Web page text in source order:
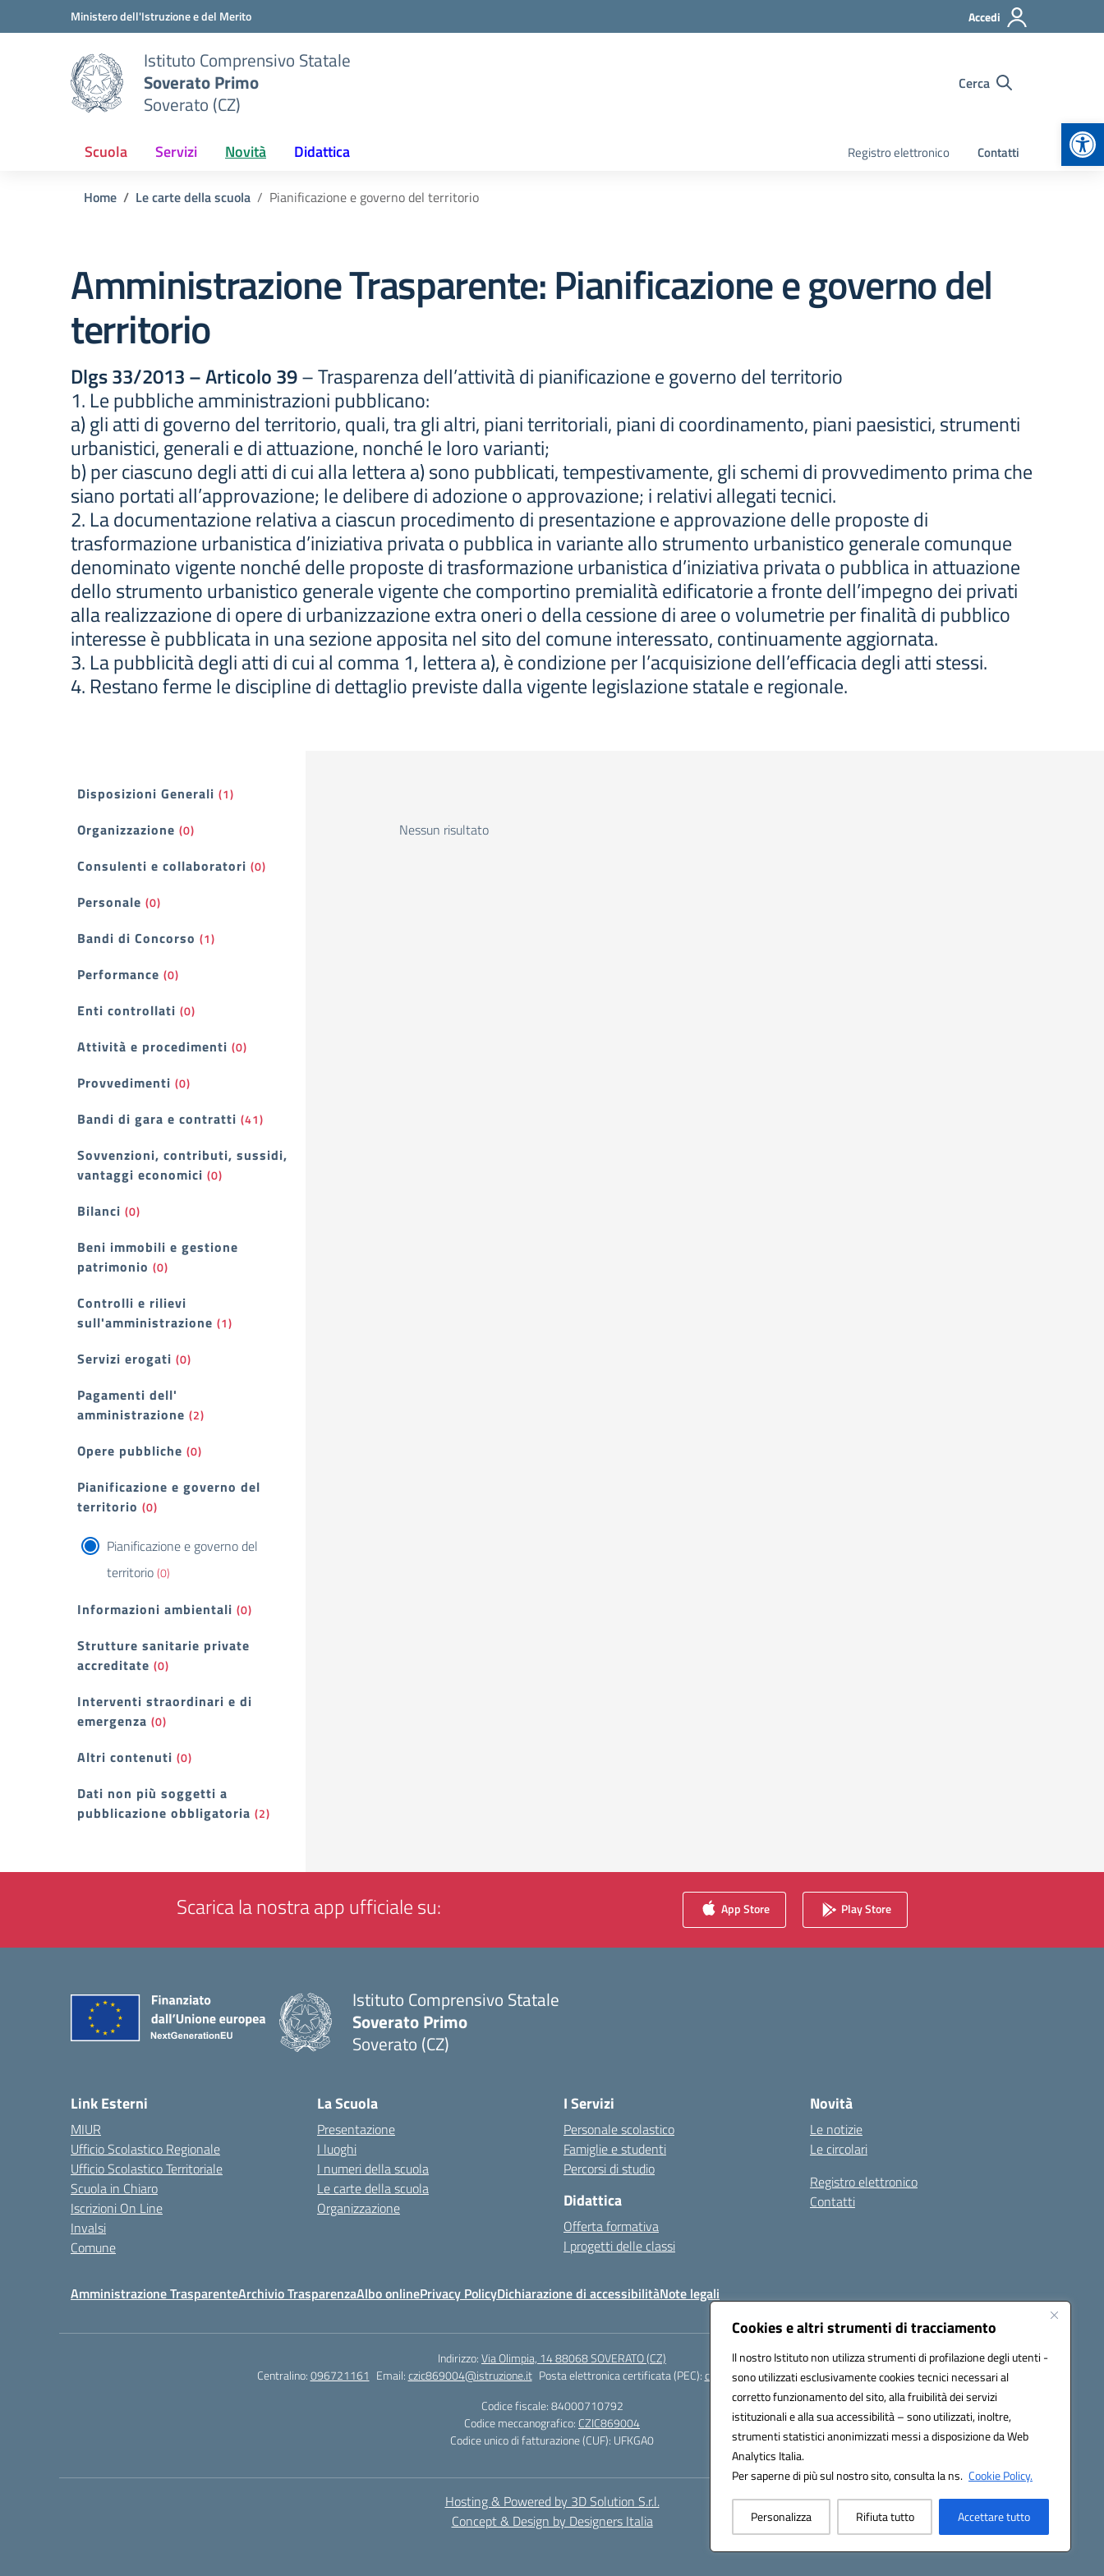
Cookies e altri strumenti di tracciamento
Il nostro Istituto non utilizza strumenti di profilazione degli utenti -
sono utilizzati esclusivamente cookies tecnici necessari al
corretto funzionamento del sito, alla fruibilità dei servizi
istituzionali e alla sua accessibilità – sono utilizzati, inoltre,
strumenti statistici anonimizzati messi a disposizione da Web
Analytics Italia.
Per saperne di più sul nostro sito, consulta la ns. Cookie Policy.
Personalizza Rifiuta tutto Accettare tutto
Vai ai contenuti
Vai al menu di navigazioneMinistero dell'Istruzione e del Merito Accedi
Istituto Comprensivo Statale
Soverato Primo
Soverato (CZ)
Cerca
Scuola Servizi Novità Didattica Registro elettronico Contatti
Home Le carte della scuola Pianificazione e governo del territorio
Amministrazione Trasparente:Pianificazione e governo del
territorio
Dlgs 33/2013 – Articolo 39– Trasparenza dell’attività di pianificazione e governo del territorio
1. Le pubbliche amministrazioni pubblicano:
a) gli atti di governo del territorio, quali, tra gli altri, piani territoriali, piani di coordinamento, piani paesistici, strumenti
urbanistici, generali e di attuazione, nonché le loro varianti;
b) per ciascuno degli atti di cui alla lettera a) sono pubblicati, tempestivamente, gli schemi di provvedimento prima che
siano portati all’approvazione; le delibere di adozione o approvazione; i relativi allegati tecnici.
2. La documentazione relativa a ciascun procedimento di presentazione e approvazione delle proposte di
trasformazione urbanistica d’iniziativa privata o pubblica in variante allo strumento urbanistico generale comunque
denominato vigente nonché delle proposte di trasformazione urbanistica d’iniziativa privata o pubblica in attuazione
dello strumento urbanistico generale vigente che comportino premialità edificatorie a fronte dell’impegno dei privati
alla realizzazione di opere di urbanizzazione extra oneri o della cessione di aree o volumetrie per finalità di pubblico
interesse è pubblicata in una sezione apposita nel sito del comune interessato, continuamente aggiornata.
3. La pubblicità degli atti di cui al comma 1, lettera a), è condizione per l’acquisizione dell’efficacia degli atti stessi.
4. Restano ferme le discipline di dettaglio previste dalla vigente legislazione statale e regionale.
Filtri
Disposizioni Generali (1)
Organizzazione (0)
Consulenti e collaboratori (0)
Personale (0)
Bandi di Concorso (1)
Performance (0)
Enti controllati (0)
Attività e procedimenti (0)
Provvedimenti (0)
Bandi di gara e contratti (41)
Sovvenzioni, contributi, sussidi,
vantaggi economici (0)
Bilanci (0)
Beni immobili e gestione
patrimonio (0)
Controlli e rilievi
sull'amministrazione (1)
Servizi erogati (0)
Pagamenti dell'
amministrazione (2)
Opere pubbliche (0)
Pianificazione e governo del
territorio (0)
Pianificazione e governo del
territorio(0)
Informazioni ambientali (0)
Strutture sanitarie private
accreditate (0)
Interventi straordinari e di
emergenza (0)
Altri contenuti (0)
Dati non più soggetti a
pubblicazione obbligatoria (2)
Nessun risultato
Scarica la nostra app ufficiale su: App Store Play Store
Istituto Comprensivo Statale
Soverato Primo
Soverato (CZ)
Link Esterni
MIUR
Ufficio Scolastico Regionale
Ufficio Scolastico Territoriale
Scuola in Chiaro
Iscrizioni On Line
Invalsi
Comune
La Scuola
Presentazione
I luoghi
I numeri della scuola
Le carte della scuola
Organizzazione
I Servizi
Personale scolastico
Famiglie e studenti
Percorsi di studio
Didattica
Offerta formativa
I progetti delle classi
Novità
Le notizie
Le circolari
Registro elettronico
Contatti
Amministrazione TrasparenteArchivio TrasparenzaAlbo onlinePrivacy PolicyDichiarazione di accessibilitàNote legali
Indirizzo:Via Olimpia, 14 88068 SOVERATO (CZ)
Centralino:096721161 Email:czic869004@istruzione.it Posta elettronica certificata (PEC):czic869004@pec.istruzione.it
Codice fiscale: 84000710792
Codice meccanografico: CZIC869004
Codice unico di fatturazione (CUF): UFKGA0
Hosting & Powered by 3D Solution S.r.l.
Concept & Design by Designers Italia